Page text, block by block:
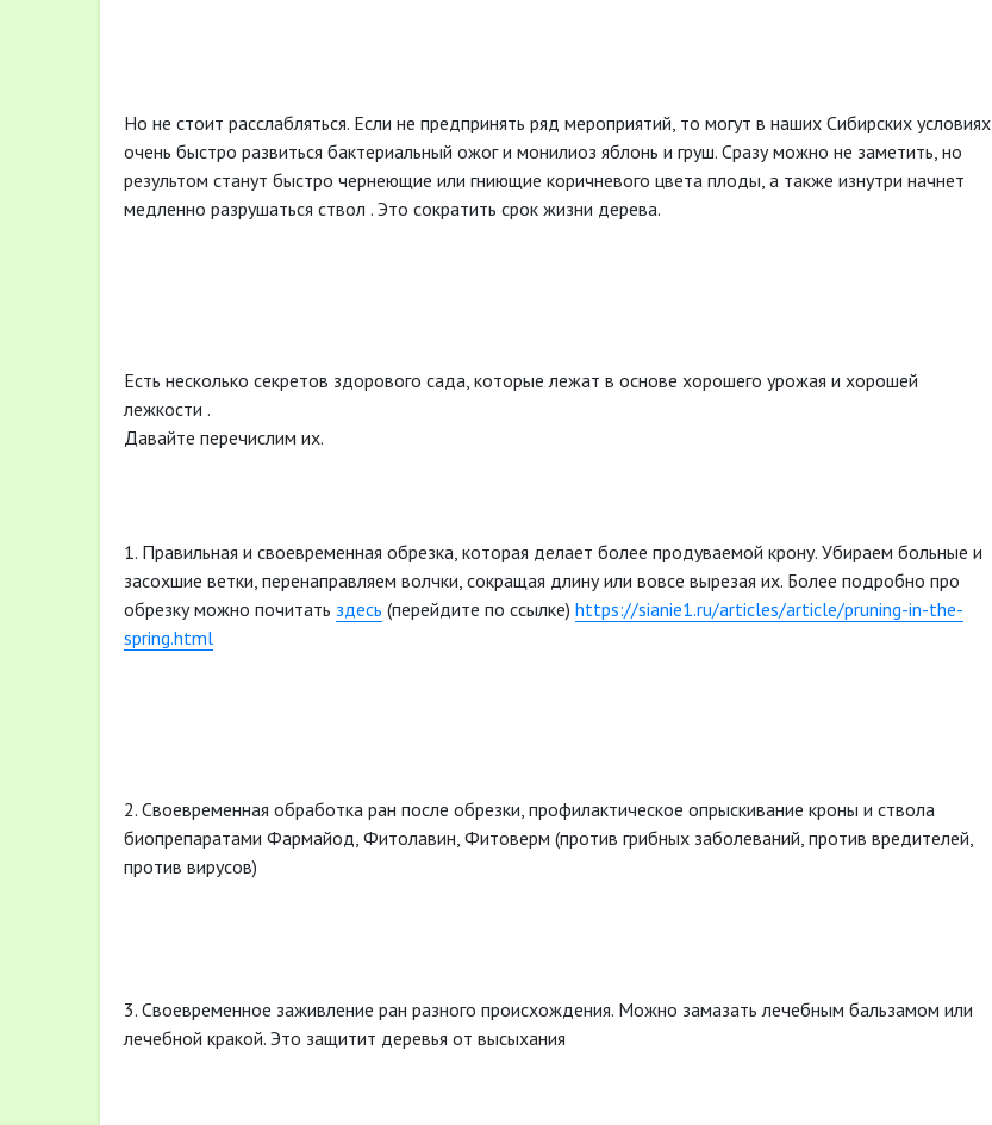
Но не стоит расслабляться. Если не предпринять ряд мероприятий, то могут в наших Сибирских условиях
очень быстро развиться бактериальный ожог и монилиоз яблонь и груш. Сразу можно не заметить, но
результом станут быстро чернеющие или гниющие коричневого цвета плоды, а также изнутри начнет
медленно разрушаться ствол . Это сократить срок жизни дерева.
Есть несколько секретов здорового сада, которые лежат в основе хорошего урожая и хорошей
лежкости .
Давайте перечислим их.
1. Правильная и своевременная обрезка, которая делает более продуваемой крону. Убираем больные и
засохшие ветки, перенаправляем волчки, сокращая длину или вовсе вырезая их. Более подробно про
обрезку можно почитать здесь (перейдите по ссылке) https://sianie1.ru/articles/article/pruning-in-the-
spring.html
2. Своевременная обработка ран после обрезки, профилактическое опрыскивание кроны и ствола
биопрепаратами Фармайод, Фитолавин, Фитоверм (против грибных заболеваний, против вредителей,
против вирусов)
3. Своевременное заживление ран разного происхождения. Можно замазать лечебным бальзамом или
лечебной кракой. Это защитит деревья от высыхания